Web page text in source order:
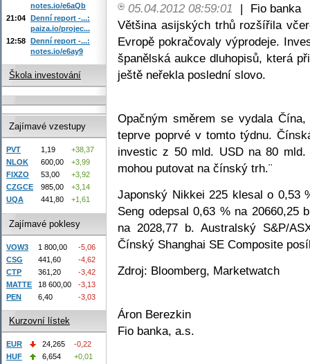
05.04.2012 08:59:01 |
Fio banka
Většina asijských trhů rozšířila
Evropě pokračovaly výprodeje.
španělská aukce dluhopisů, která
ještě neřekla poslední slovo.
Opačným směrem se vydala
teprve poprvé v tomto týdnu.
investic z 50 mld. USD na 80
mohou putovat na čínský trh.¨
Japonský Nikkei 225 klesal o 0,53
Seng odepsal 0,63 % na
na 2028,77 b. Australský S&P/
Čínský Shanghai SE Composite
Zdroj: Bloomberg, Marketwatch
Áron Berezkin
Fio banka, a.s.
notes.io/e6aQb
21:04 Denní report -...:
paiza.io/projec...
12:58 Denní report -...:
notes.io/e6ay9
Škola investování
Zajímavé vzestupy
PVT 1,19
+38,37
NLOK
600,00
+3,99
FIXZO
53,00
+3,92
CZGCE
985,00
+3,14
UQA
441,80 +1,61
Zajímavé poklesy
VOW3 1 800,00
-5,06
CSG
441,60
-4,62
CTP
361,20
-3,42
MATTE
18 600,00
-3,13
PEN
6,40 -3,03
Kurzovní lístek
EUR 24,265
-0,22
HUF
6,654
+0,01